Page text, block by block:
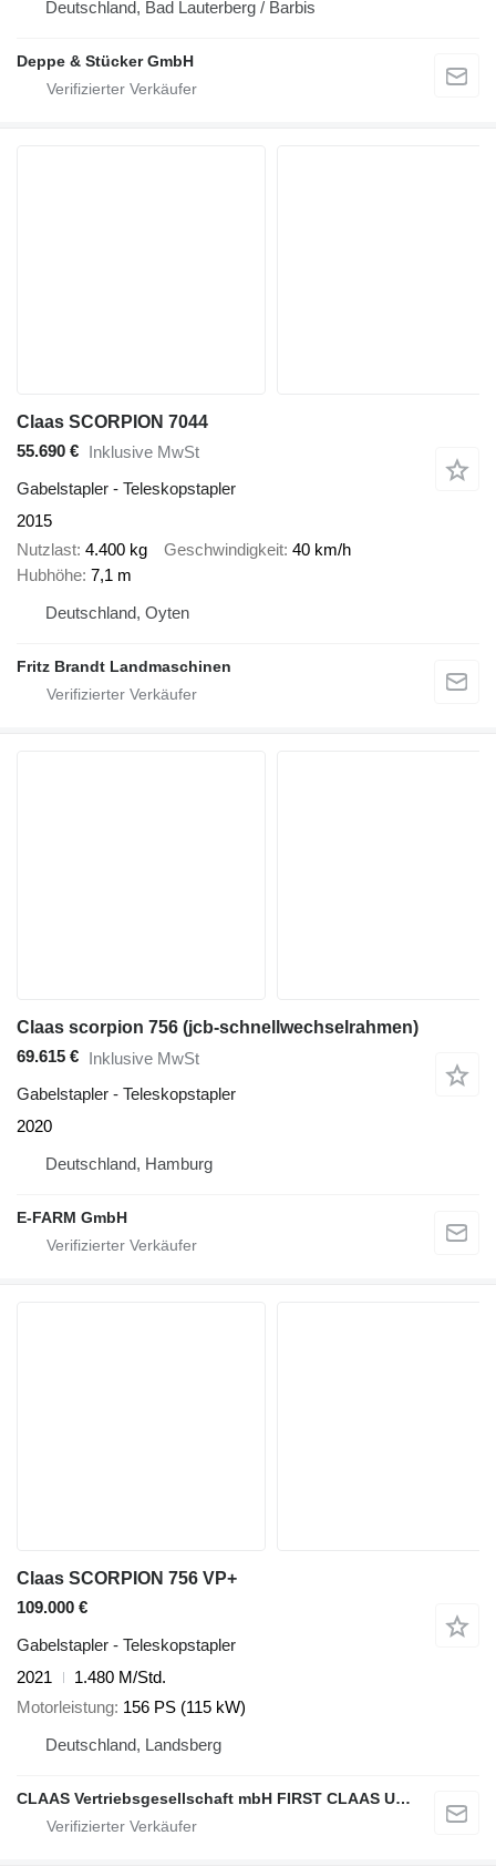
Deutschland, Bad Lauterberg / Barbis
Deppe & Stücker GmbH
Claas SCORPION 7044
55.690 € Inklusive MwSt
Gabelstapler - Teleskopstapler
2015
Nutzlast 4.400 kg Geschwindigkeit 40 km/h
Hubhöhe 7,1 m
Deutschland, Oyten
Fritz Brandt Landmaschinen
Claas scorpion 756 (jcb-schnellwechselrahmen)
69.615 € Inklusive MwSt
Gabelstapler - Teleskopstapler
2020
Deutschland, Hamburg
E-FARM GmbH
Claas SCORPION 756 VP+
109.000 €
Gabelstapler - Teleskopstapler
2021
1.480 M/Std.
Motorleistung 156 PS (115 kW)
Deutschland, Landsberg
CLAAS Vertriebsgesellschaft mbH FIRST CLAAS USED Center